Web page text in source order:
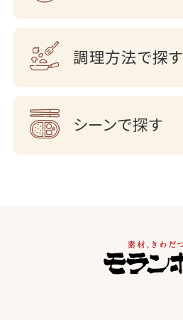
調理方法で探す
シーンで探す